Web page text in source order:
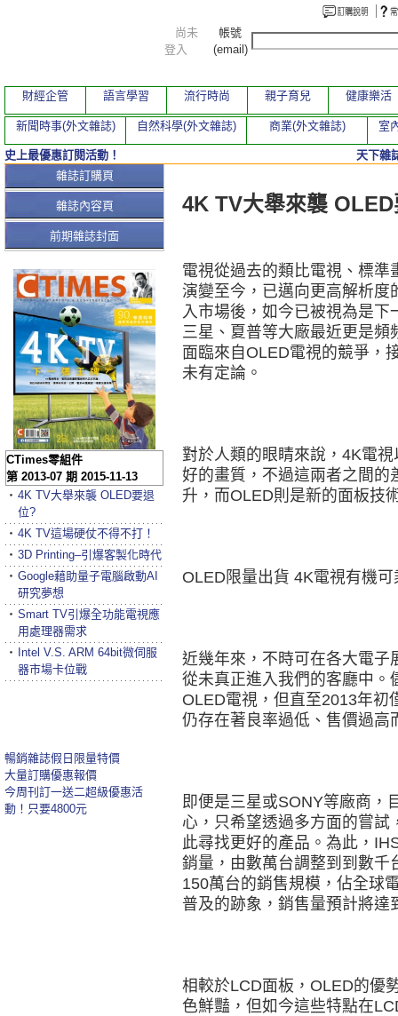
本期文章
4K TV大舉來襲
電視從過去的類比電視、標
演變至今，已邁向更高解析度
入市場後，如今已被視為是
三星、夏普等大廠最近更是
面臨來自OLED電視的競爭，
未有定論。
對於人類的眼睛來說，4K電
好的畫質，不過這兩者之間的
升，而OLED則是新的面板技
OLED限量出貨 4K電視有機可
近幾年來，不時可在各大電子
從未真正進入我們的客廳中。
OLED電視，但直至2013年初
仍存在著良率過低、售價過高
即便是三星或SONY等廠商，
心，只希望透過多方面的嘗
此尋找更好的產品。為此，
銷量，由數萬台調整到到數千
150萬台的銷售規模，佔全球
普及的跡象，銷售量預計將
相較於LCD面板，OLED的優
色鮮豔，但如今這些特點在
雜誌訂購頁
雜誌內容頁
前期雜誌封面
CTimes零組件
第 2013-07 期 2015-11-13
‧ 4K TV大舉來襲 OLED要退
位?
‧ 4K TV這場硬仗不得不打！
‧ 3D Printing–引爆客製化時代
‧ Google藉助量子電腦啟動AI
研究夢想
‧ Smart TV引爆全功能電視應
用處理器需求
‧
Intel V.S. ARM 64bit微伺服
器市場卡位戰
暢銷雜誌假日限量特價
大量訂購優惠報價
今周刊訂一送二超級優惠活
動！只要4800元
尚未
登入
帳號
(email)
財經企管 語言學習 流行時尚 親子育兒 健康樂活
新聞時事(外文雜誌) 自然科學(外文雜誌) 商業(外文雜誌) 室
史上最優惠訂閱活動！ 天下雜